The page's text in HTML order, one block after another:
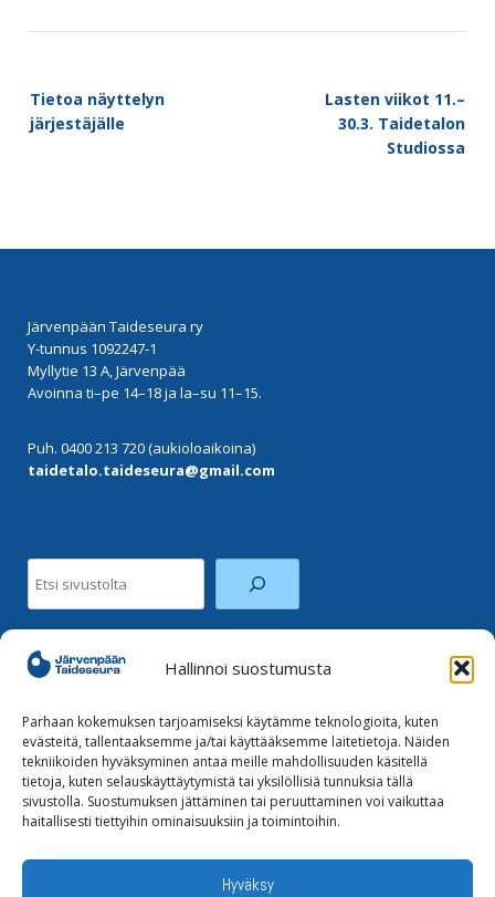
Hallinnoi suostumusta
Parhaan kokemuksen tarjoamiseksi käytämme teknologioita, kuten
evästeitä, tallentaaksemme ja/tai käyttääksemme laitetietoja. Näiden
tekniikoiden hyväksyminen antaa meille mahdollisuuden käsitellä
tietoja, kuten selauskäyttäytymistä tai yksilöllisiä tunnuksia tällä
sivustolla. Suostumuksen jättäminen tai peruuttaminen voi vaikuttaa
haitallisesti tiettyihin ominaisuuksiin ja toimintoihin.
Hyväksy
navigation
Tietoa näyttelyn
järjestäjälle
Lasten viikot 11.–
30.3. Taidetalon
Studiossa
Järvenpään Taideseura ry
Y-tunnus 1092247-1
Myllytie 13 A, Järvenpää
Avoinna ti–pe 14–18 ja la–su 11–15.
Puh. 0400 213 720 (aukioloaikoina)
taidetalo.taideseura@gmail.com
Instagram
Tilaa uutiskirje
Tietoja evästeistä